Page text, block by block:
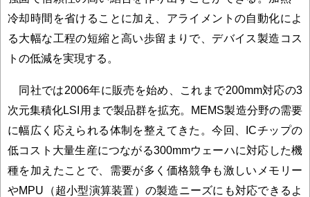
冷却時間を省けることに加え、アライメントの自動化によ
る大幅な工程の短縮と高い歩留まりで、デバイス製造コス
トの低減を実現する。
同社では2006年に販売を始め、これまで200mm対応の3
次元集積化LSI用まで製品群を拡充。MEMS製造分野の需要
に幅広く応えられる体制を整えてきた。今回、ICチップの
低コスト大量生産につながる300mmウェーハに対応した機
種を加えたことで、需要が多く価格競争も激しいメモリー
やMPU（超小型演算装置）の製造ニーズにも対応できるよ